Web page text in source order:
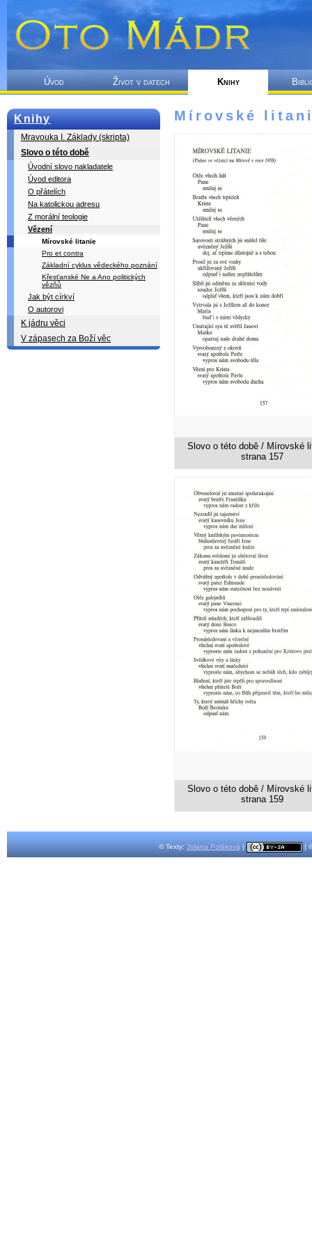
Úvod Život v datech Knihy
Knihy
Mravouka I. Základy (skripta)
Slovo o této době
Úvodní slovo nakladatele
Úvod editora
O přátelích
Na katolickou adresu
Z morální teologie
Vězení
Mírovské litanie
Pro et contra
Základní cyklus vědeckého poznání
Křesťanské Ne a Ano politických
vězňů
Jak být církví
O autorovi
K jádru věci
V zápasech za Boží věc
Mírovské
Slovo o této době / Mírovské
strana 157
Slovo o této době / Mírovské
strana 159
© Texty: Jolana Poláková | |